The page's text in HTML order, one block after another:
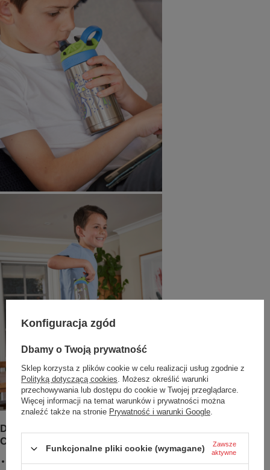
Dodatkowe zalety Butelki termicznej Contigo Easy
Clean
Konfiguracja zgód
Dbamy o Twoją prywatność
Sklep korzysta z plików cookie w celu realizacji usług zgodnie z
Polityką dotyczącą cookies. Możesz określić warunki
przechowywania lub dostępu do cookie w Twojej przeglądarce.
Więcej informacji na temat warunków i prywatności można
znaleźć także na stronie Prywatność i warunki Google.
Funkcjonalne pliki cookie (wymagane)
Zawsze
aktywne